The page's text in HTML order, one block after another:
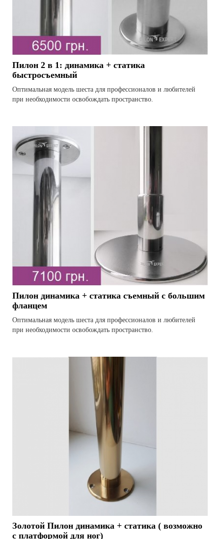
Пилон 2 в 1: динамика + статика
быстросъемный
Оптимальная модель шеста для профессионалов и любителей
при необходимости освобождать пространство.
Пилон динамика + статика съемный с большим
фланцем
Оптимальная модель шеста для профессионалов и любителей
при необходимости освобождать пространство.
Золотой Пилон динамика + статика ( возможно
c платформой для ног)